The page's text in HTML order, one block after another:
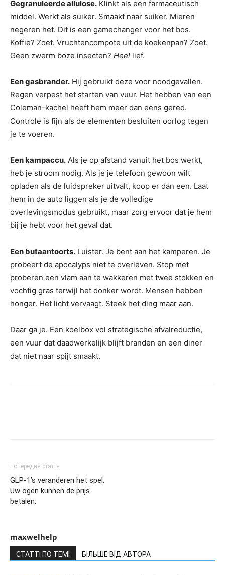
Gegranuleerde allulose. Klinkt als een farmaceutisch
middel. Werkt als suiker. Smaakt naar suiker. Mieren
negeren het. Dit is een gamechanger voor het bos.
Koffie? Zoet. Vruchtencompote uit de koekenpan? Zoet.
Geen zwerm boze insecten? Heel lief.
Een gasbrander. Hij gebruikt deze voor noodgevallen.
Regen verpest het starten van vuur. Het hebben van een
Coleman-kachel heeft hem meer dan eens gered.
Controle is fijn als de elementen besluiten oorlog tegen
je te voeren.
Een kampaccu. Als je op afstand vanuit het bos werkt,
heb je stroom nodig. Als je je telefoon gewoon wilt
opladen als de luidspreker uitvalt, koop er dan een. Laat
hem in de auto liggen als je de volledige
overlevingsmodus gebruikt, maar zorg ervoor dat je hem
bij je hebt voor het geval dat.
Een butaantoorts. Luister. Je bent aan het kamperen. Je
probeert de apocalyps niet te overleven. Stop met
proberen een vlam aan te wakkeren met twee stokken en
vochtig gras terwijl het donker wordt. Mensen hebben
honger. Het licht vervaagt. Steek het ding maar aan.
Daar ga je. Een koelbox vol strategische afvalreductie,
een vuur dat daadwerkelijk blijft branden en een diner
dat niet naar spijt smaakt.
попередня стаття
GLP-1’s veranderen het spel.
Uw ogen kunnen de prijs
betalen.
maxwelhelp
СТАТТІ ПО ТЕМІ БІЛЬШЕ ВІД АВТОРА